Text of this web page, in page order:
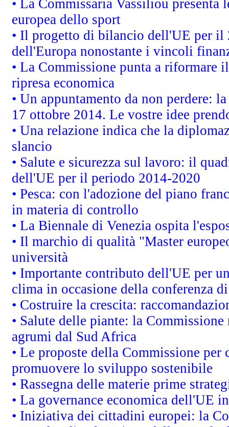
• La Commissaria Vassiliou
europea dello sport
• Il progetto di bilancio dell'UE per il
dell'Europa nonostante i vincoli
• La Commissione punta a riformare
ripresa economica
• Un appuntamento da non perdere:
17 ottobre 2014. Le vostre idee
• Una relazione indica che la
slancio
• Salute e sicurezza sul lavoro: il
dell'UE per il periodo 2014-2020
• Pesca: con l'adozione del piano
in materia di controllo
• La Biennale di Venezia ospita
• Il marchio di qualità "Master
università
• Importante contributo dell'UE per
clima in occasione della conferenza
• Costruire la crescita:
• Salute delle piante: la
agrumi dal Sud Africa
• Le proposte della Commissione
promuovere lo sviluppo sostenibile
• Rassegna delle materie prime
• La governance economica dell'UE
• Iniziativa dei cittadini europei: la